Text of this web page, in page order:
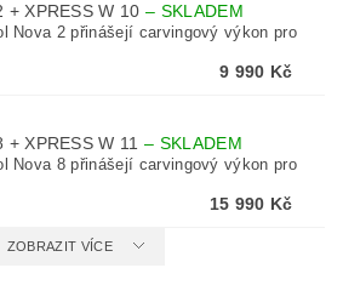
+ XPRESS W 10– SKLADEM
Nova 2 přinášejí carvingový výkon pro
9 990 Kč
+ XPRESS W 11– SKLADEM
Nova 8 přinášejí carvingový výkon pro
15 990 Kč
ZOBRAZIT VÍCE